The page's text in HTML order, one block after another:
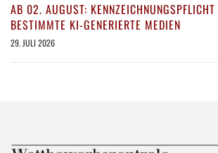
AB 02. AUGUST: KENNZEICHNUNGSPFLICHT
BESTIMMTE KI-GENERIERTE MEDIEN
29. JULI 2026